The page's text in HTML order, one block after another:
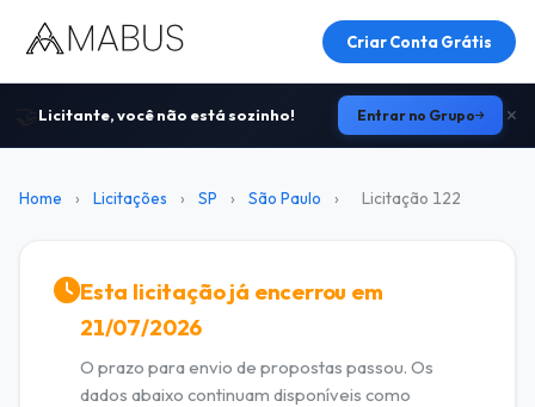
Criar Conta Grátis
Licitante, você não está sozinho! Entrar no Grupo
Home › Licitações › SP › São Paulo › Licitação 122
Esta licitação já encerrou em
21/07/2026
O prazo para envio de propostas passou. Os
dados abaixo continuam disponíveis como